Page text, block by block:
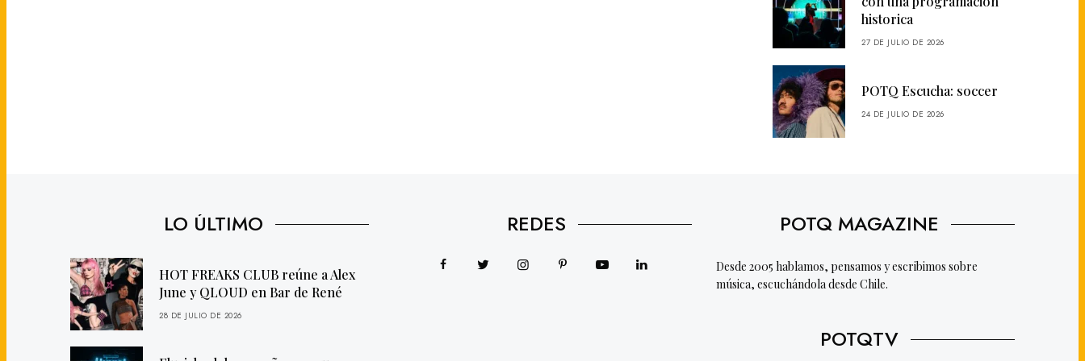
historica
27 DE JULIO DE 2026
POTQ Escucha: soccer
24 DE JULIO DE 2026
LO ÚLTIMO
HOT FREAKS CLUB reúne a Alex
June y QLOUD en Bar de René
28 DE JULIO DE 2026
REDES POTQ MAGAZINE
Desde 2005 hablamos, pensamos y escribimos sobre
música, escuchándola desde Chile.
POTQTV